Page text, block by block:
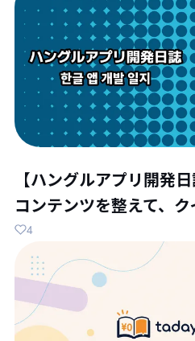
【ハングルアプリ開発
コンテンツを整えて、
4